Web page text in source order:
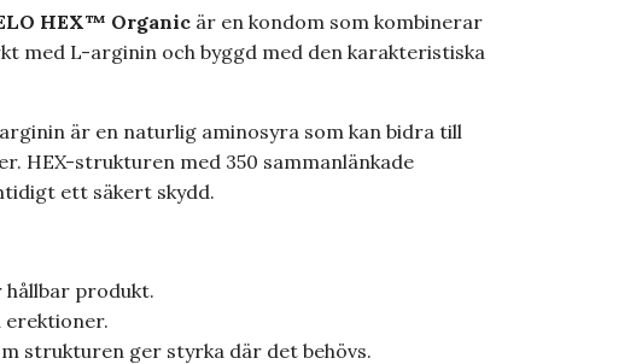
HEX™ Organic är en kondom som kombinerar
med L-arginin och byggd med den karakteristiska
är en naturlig aminosyra som kan bidra till
HEX-strukturen med 350 sammanlänkade
ett säkert skydd.
produkt.
erektioner.
strukturen ger styrka där det behövs.